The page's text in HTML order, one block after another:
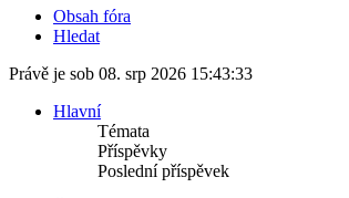
Obsah fóra
Hledat
Právě je sob 08. srp 2026 15:43:33
Hlavní
Témata
Příspěvky
Poslední příspěvek